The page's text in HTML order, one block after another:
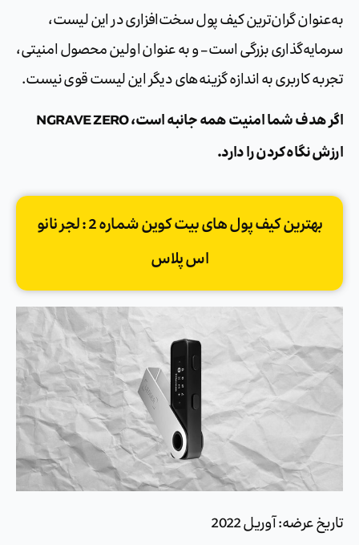
به‌عنوان گران‌ترین کیف پول سخت‌افزاری در این لیست،
سرمایه‌گذاری بزرگی است – و به عنوان اولین محصول امنیتی،
تجربه کاربری به اندازه گزینه‌های دیگر این لیست قوی نیست.
اگر هدف شما امنیت همه جانبه است، NGRAVE ZERO
ارزش نگاه کردن را دارد.
بهترین کیف پول های بیت کوین شماره 2 : لجر نانو
اس پلاس
تاریخ عرضه: آوریل 2022